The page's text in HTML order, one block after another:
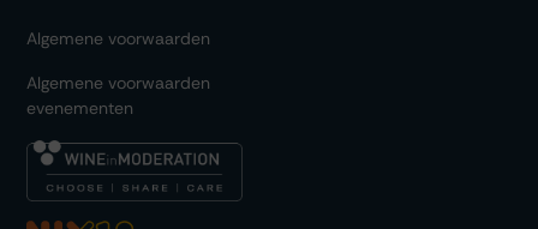
Algemene voorwaarden
Algemene voorwaarden
evenementen